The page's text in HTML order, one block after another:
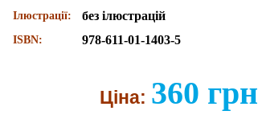
Ілюстрації: без ілюстрацій
ISBN: 978-611-01-1403-5
Ціна: 360 грн